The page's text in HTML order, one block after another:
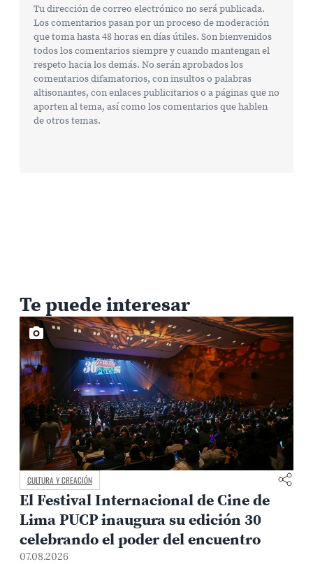
Tu dirección de correo electrónico no será publicada.
Los comentarios pasan por un proceso de moderación
que toma hasta 48 horas en días útiles. Son bienvenidos
todos los comentarios siempre y cuando mantengan el
respeto hacia los demás. No serán aprobados los
comentarios difamatorios, con insultos o palabras
altisonantes, con enlaces publicitarios o a páginas que no
aporten al tema, así como los comentarios que hablen
de otros temas.
Te puede interesar
CULTURA Y CREACIÓN
El Festival Internacional de Cine de
Lima PUCP inaugura su edición 30
celebrando el poder del encuentro
07.08.2026